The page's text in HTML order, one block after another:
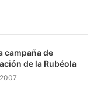
campaña de
de la Rubéola